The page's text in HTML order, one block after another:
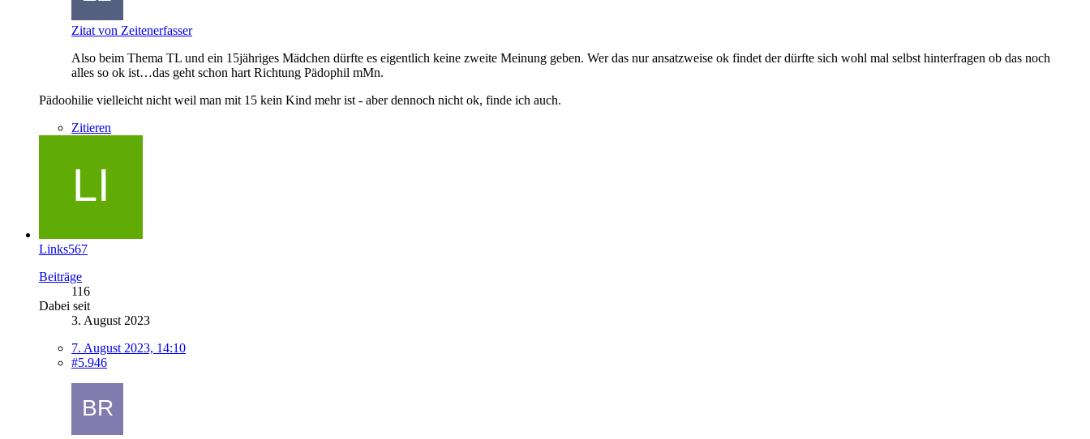
Zitat von Zeitenerfasser
Also beim Thema TL und ein 15jähriges Mädchen dürfte es eigentlich keine zweite Meinung geben. Wer das nur ansatzweise ok findet der dürfte sich wohl mal selbst hinterfragen ob das noch
alles so ok ist…das geht schon hart Richtung Pädophil mMn.
Pädoohilie vielleicht nicht weil man mit 15 kein Kind mehr ist - aber dennoch nicht ok, finde ich auch.
Zitieren
Links567
Beiträge
116
Dabei seit
3. August 2023
7. August 2023, 14:10
#5.946